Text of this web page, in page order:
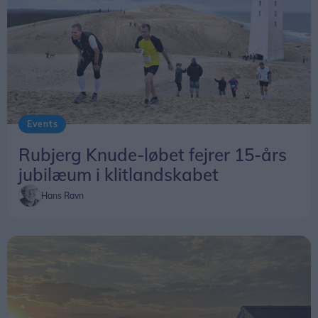
Events
Rubjerg Knude-løbet fejrer 15-års
jubilæum i klitlandskabet
Hans Ravn